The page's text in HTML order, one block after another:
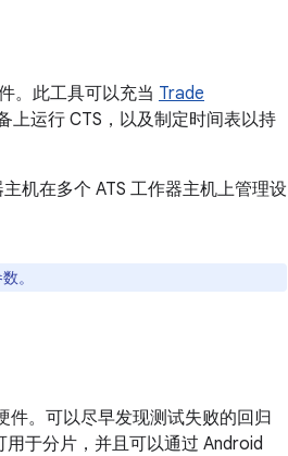
。此工具可以充当 Trade
上运行 CTS，以及制定时间表以持
机在多个 ATS 工作器主机上管理设
。
件。可以尽早发现测试失败的回归
于分片，并且可以通过 Android